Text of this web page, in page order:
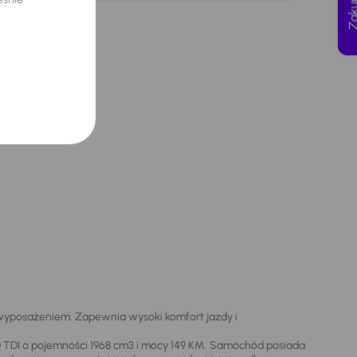
Zapewnia wysoki komfort jazdy i
o pojemności 1968 cm3 i mocy 149 KM. Samochód posiada